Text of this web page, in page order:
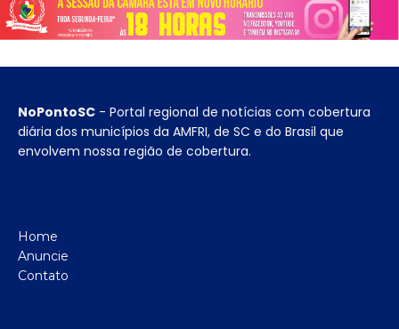
NoPontoSC - Portal regional de notícias com cobertura
diária dos municípios da AMFRI, de SC e do Brasil que
envolvem nossa região de cobertura.
Home
Anuncie
Contato